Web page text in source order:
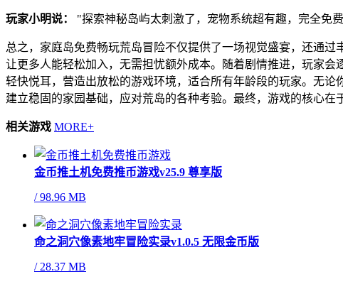
玩家小明说： "探索神秘岛屿太刺激了，宠物系统超有趣，完全免
总之，家庭岛免费畅玩荒岛冒险不仅提供了一场视觉盛宴，还通
让更多人能轻松加入，无需担忧额外成本。随着剧情推进，玩家
轻快悦耳，营造出放松的游戏环境，适合所有年龄段的玩家。无
建立稳固的家园基础，应对荒岛的各种考验。最终，游戏的核心
相关游戏 MORE+
金币推土机免费推币游戏v25.9 尊享版
/98.96 MB
命之洞穴像素地牢冒险实录v1.0.5 无限金币版
/28.37 MB